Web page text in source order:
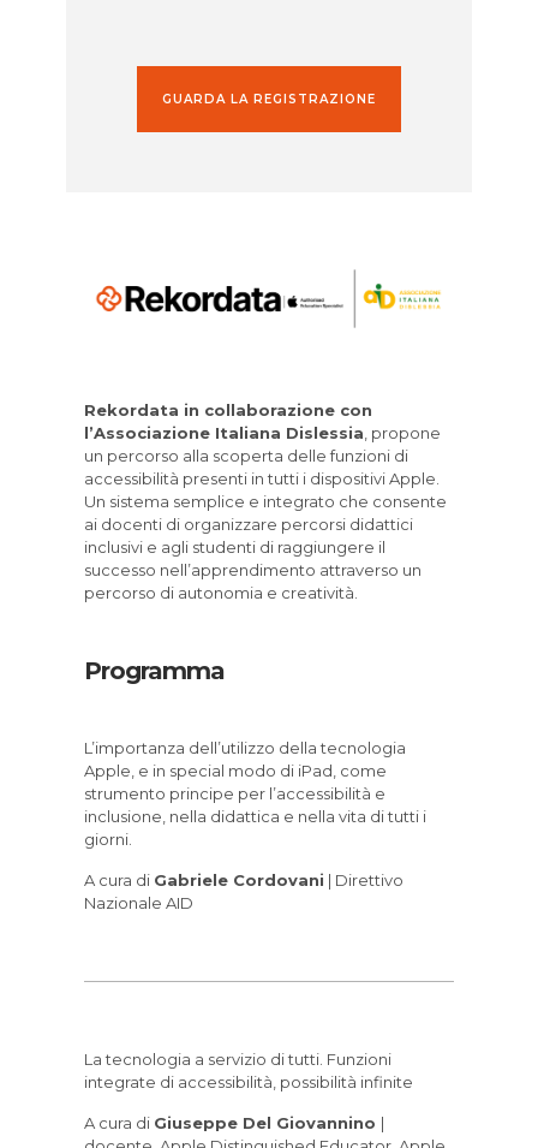
GUARDA LA REGISTRAZIONE
Rekordata in collaborazione con
l’Associazione Italiana Dislessia , propone
un percorso alla scoperta delle funzioni di
accessibilità presenti in tutti i dispositivi Apple.
Un sistema semplice e integrato che consente
ai docenti di organizzare percorsi didattici
inclusivi e agli studenti di raggiungere il
successo nell’apprendimento attraverso un
percorso di autonomia e creatività.
Programma
L’importanza dell’utilizzo della tecnologia
Apple, e in special modo di iPad, come
strumento principe per l’accessibilità e
inclusione, nella didattica e nella vita di tutti i
giorni.
A cura di Gabriele Cordovani | Direttivo
Nazionale AID
La tecnologia a servizio di tutti. Funzioni
integrate di accessibilità, possibilità infinite
A cura di Giuseppe Del Giovannino |